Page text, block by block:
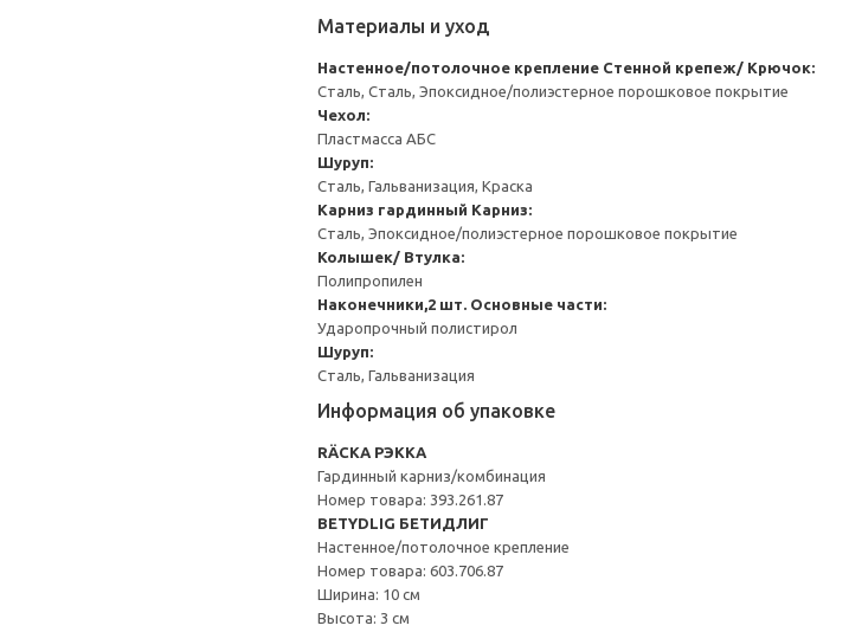
Материалы и уход
Настенное/потолочное крепление Стенной крепеж/ Крючок:
Сталь, Сталь, Эпоксидное/полиэстерное порошковое покрытие
Чехол:
Пластмасса АБС
Шуруп:
Сталь, Гальванизация, Краска
Карниз гардинный Карниз:
Сталь, Эпоксидное/полиэстерное порошковое покрытие
Колышек/ Втулка:
Полипропилен
Наконечники,2 шт. Основные части:
Ударопрочный полистирол
Шуруп:
Сталь, Гальванизация
Информация об упаковке
RÄCKA РЭККА
Гардинный карниз/комбинация
Номер товара: 393.261.87
BETYDLIG БЕТИДЛИГ
Настенное/потолочное крепление
Номер товара: 603.706.87
Ширина: 10 см
Высота: 3 см